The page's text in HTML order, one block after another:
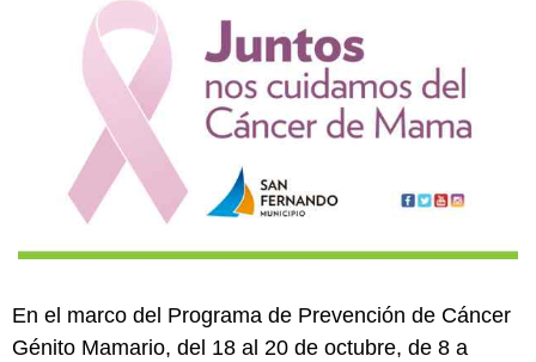
En el marco del Programa de Prevención de Cáncer
Génito Mamario, del 18 al 20 de octubre, de 8 a